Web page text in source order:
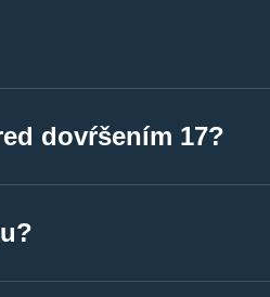
platobným terminálom.
dovŕšením 17?
platobným terminálom.